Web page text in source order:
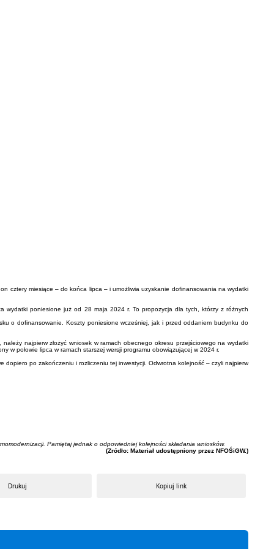
cztery miesiące – do końca lipca – i umożliwia uzyskanie dofinansowania na wydatki
wydatki poniesione już od 28 maja 2024 r. To propozycja dla tych, którzy z różnych
o dofinansowanie. Koszty poniesione wcześniej, jak i przed oddaniem budynku do
najpierw złożyć wniosek w ramach obecnego okresu przejściowego na wydatki
w połowie lipca w ramach starszej wersji programu obowiązującej w 2024 r.
po zakończeniu i rozliczeniu tej inwestycji. Odwrotna kolejność – czyli najpierw
Pamiętaj jednak o odpowiedniej kolejności składania wniosków.
(Zródło: Materiał udostępniony przez NFOŚiGW.)
Drukuj Kopiuj link